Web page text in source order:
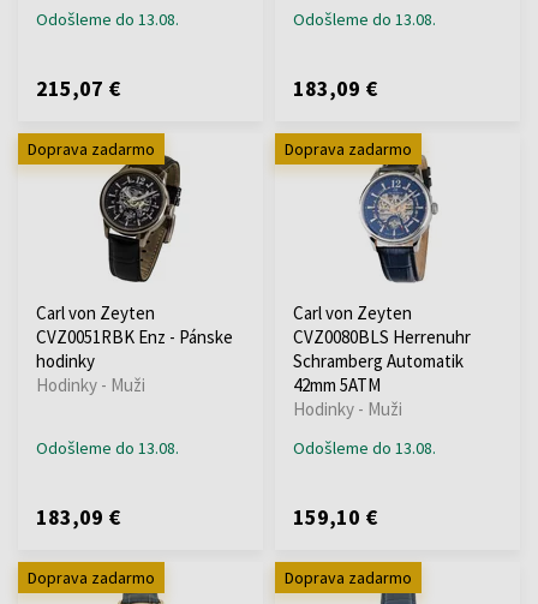
Odošleme do 13.08.
215,07 €
Odošleme do 13.08.
183,09 €
Doprava zadarmo
Carl von Zeyten
CVZ0051RBK Enz - Pánske
hodinky
Hodinky - Muži
Odošleme do 13.08.
183,09 €
Doprava zadarmo
Carl von Zeyten
CVZ0080BLS Herrenuhr
Schramberg Automatik
42mm 5ATM
Hodinky - Muži
Odošleme do 13.08.
159,10 €
Doprava zadarmo Doprava zadarmo